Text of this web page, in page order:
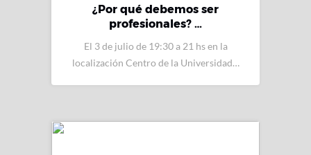
¿Por qué debemos ser
profesionales? …
El 3 de julio de 19:30 a 21 hs en la
localización Centro de la Universidad…